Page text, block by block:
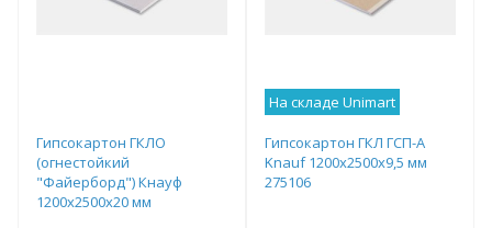
Гипсокартон ГКЛО
(огнестойкий
"Файерборд") Кнауф
1200х2500х20 мм
На складе Unimart
Гипсокартон ГКЛ ГСП-А
Knauf 1200х2500х9,5 мм
275106